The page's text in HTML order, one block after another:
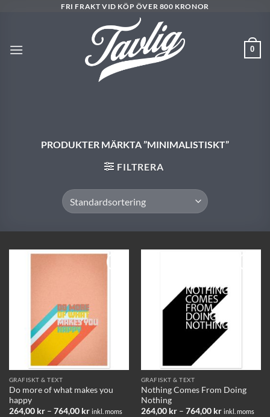
FRI FRAKT VID KÖP ÖVER 800 KRONOR
0
PRODUKTER MÄRKTA ”MINIMALISTISKT”
FILTRERA
GRAFISKT & TEXT
Do more of what makes you
happy
264,00 kr – 764,00 krPrisintervall:
inkl. moms
GRAFISKT & TEXT
Nothing Comes From Doing
Nothing
264,00 kr – 764,00 krPrisintervall:
inkl. moms